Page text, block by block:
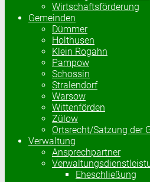
Wirtschaftsförderung
Gemeinden
Dümmer
Holthusen
Klein Rogahn
Pampow
Schossin
Stralendorf
Warsow
Wittenförden
Zülow
Ortsrecht/Satzung der
Verwaltung
Ansprechpartner
Eheschließung